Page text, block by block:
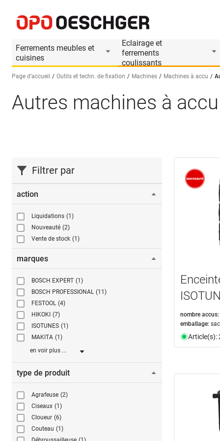
Ferrements meubles et
cuisines
Eclairage et
ferrements
coulissants
Sélectionnez une langue (FR)
Page d’accueil Outils et techn. de fixation Machines Machines à accu
Autres machines à accu
Filtrer par
action
Liquidations (1)
Nouveauté (2)
Vente de stock (1)
marques
BOSCH EXPERT (1)
BOSCH PROFESSIONAL (11)
FESTOOL (4)
HIKOKI (7)
ISOTUNES (1)
MAKITA (1)
en voir plus ...
type de produit
Agrafeuse (2)
Ciseaux (1)
Cloueur (6)
Couteau (1)
nombre accus:
emballage:
Article(s):